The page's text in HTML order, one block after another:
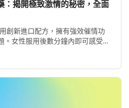
：揭開極致激情的秘密，全面
創新進口配方，擁有強效催情功
。女性服用後數分鐘內即可感受面